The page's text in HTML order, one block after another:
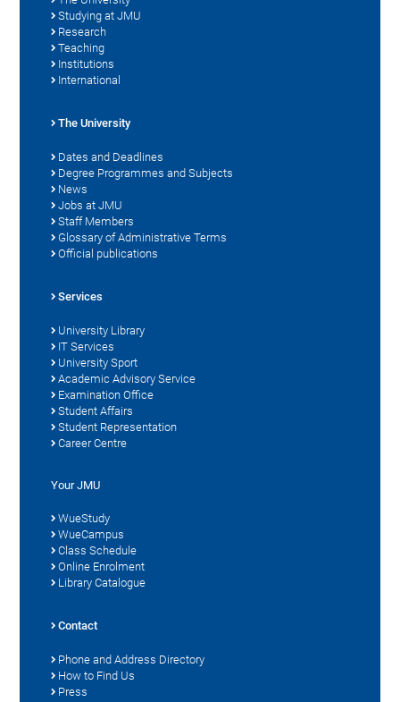
Studying at JMU
Research
Teaching
Institutions
International
The University
Dates and Deadlines
Degree Programmes and Subjects
News
Jobs at JMU
Staff Members
Glossary of Administrative Terms
Official publications
Services
University Library
IT Services
University Sport
Academic Advisory Service
Examination Office
Student Affairs
Student Representation
Career Centre
Your JMU
WueStudy
WueCampus
Class Schedule
Online Enrolment
Library Catalogue
Contact
Phone and Address Directory
How to Find Us
Press